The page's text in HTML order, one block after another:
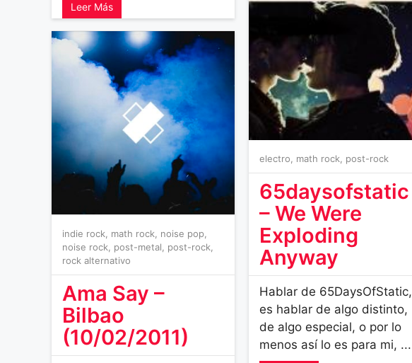
Leer Más
electro math rock post-rock
65daysofstatic
– We Were
Exploding
Anyway
Hablar de 65DaysOfStatic,
es hablar de algo distinto,
de algo especial, o por lo
menos así lo es para mi, ...
indie rock math rock noise pop
noise rock
post-metal post-rock
rock alternativo
Ama Say –
Bilbao
(10/02/2011)